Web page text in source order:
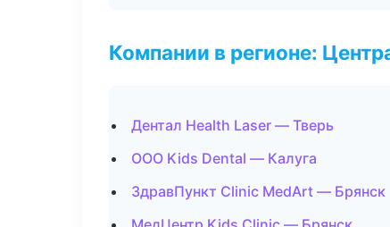
Компании в регионе:
Дентал Health Laser — Тверь
ООО Kids Dental — Калуга
ЗдравПункт Clinic MedArt — Брянск